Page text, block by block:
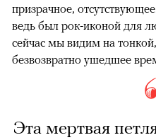
призрачное,
ведь был рок-иконой для
сейчас мы видим на
безвозвратно ушедшее
Эта мертвая